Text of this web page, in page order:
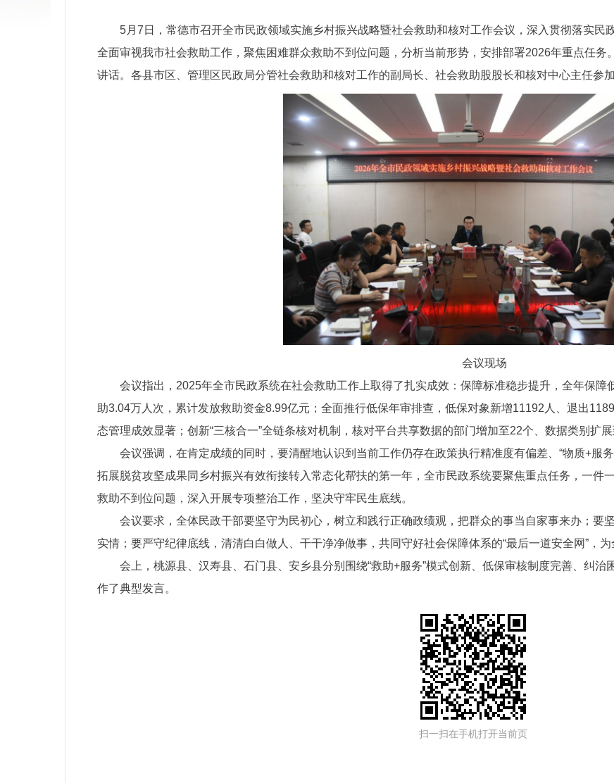
5月7日，常德市召开全市民政领域实施乡村振兴战略暨社会救助和核对工作会议，深入贯彻落实民
全面审视我市社会救助工作，聚焦困难群众救助不到位问题，分析当前形势，安排部署2026年重点任
讲话。各县市区、管理区民政局分管社会救助和核对工作的副局长、社会救助股股长和核对中心主任参加
会议现场
会议指出，2025年全市民政系统在社会救助工作上取得了扎实成效：保障标准稳步提升，全年保障
助3.04万人次，累计发放救助资金8.99亿元；全面推行低保年审排查，低保对象新增11192人、退出
态管理成效显著；创新“三核合一”全链条核对机制，核对平台共享数据的部门增加至22个、数据类别扩
会议强调，在肯定成绩的同时，要清醒地认识到当前工作仍存在政策执行精准度有偏差、“物质+服
拓展脱贫攻坚成果同乡村振兴有效衔接转入常态化帮扶的第一年，全市民政系统要聚焦重点任务，一件
救助不到位问题，深入开展专项整治工作，坚决守牢民生底线。
会议要求，全体民政干部要坚守为民初心，树立和践行正确政绩观，把群众的事当自家事来办；要
实情；要严守纪律底线，清清白白做人、干干净净做事，共同守好社会保障体系的“最后一道安全网”，
会上，桃源县、汉寿县、石门县、安乡县分别围绕“救助+服务”模式创新、低保审核制度完善、纠
作了典型发言。
扫一扫在手机打开当前页